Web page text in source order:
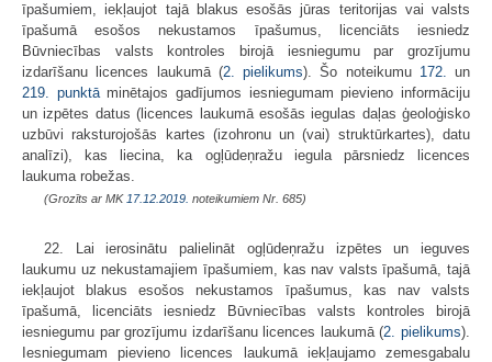
īpašumiem, iekļaujot tajā blakus esošās jūras teritorijas vai valsts
īpašumā esošos nekustamos īpašumus, licenciāts iesniedz
Būvniecības valsts kontroles birojā iesniegumu par grozījumu
izdarīšanu licences laukumā (2. pielikums). Šo noteikumu 172. un
219. punktāminētajos gadījumos iesniegumam pievieno informāciju
un izpētes datus (licences laukumā esošās iegulas daļas ģeoloģisko
uzbūvi raksturojošās kartes (izohronu un (vai) struktūrkartes), datu
analīzi), kas liecina, ka ogļūdeņražu iegula pārsniedz licences
laukuma robežas.
(Grozīts ar MK 17.12.2019. noteikumiem Nr. 685)
22. Lai ierosinātu palielināt ogļūdeņražu izpētes un ieguves
laukumu uz nekustamajiem īpašumiem, kas nav valsts īpašumā, tajā
iekļaujot blakus esošos nekustamos īpašumus, kas nav valsts
īpašumā, licenciāts iesniedz Būvniecības valsts kontroles birojā
iesniegumu par grozījumu izdarīšanu licences laukumā (2. pielikums).
Iesniegumam pievieno licences laukumā iekļaujamo zemesgabalu